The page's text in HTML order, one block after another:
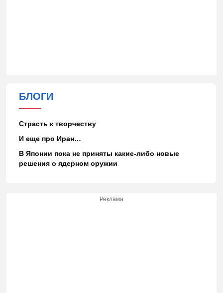
БЛОГИ
Страсть к творчеству
И еще про Иран…
В Японии пока не приняты какие-либо новые
решения о ядерном оружии
Реклама